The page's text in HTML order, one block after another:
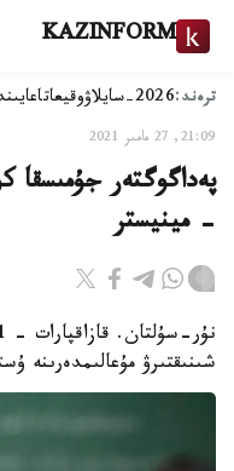
KAZINFORM
ترەند:2026-سايلاۋ وقيعا
21:09, 27 مامىر 2021
پەداگوگتەر جۇمىسقا
- مينيستر
شىنىقتىرۋ مۇعالىمدەرىنە